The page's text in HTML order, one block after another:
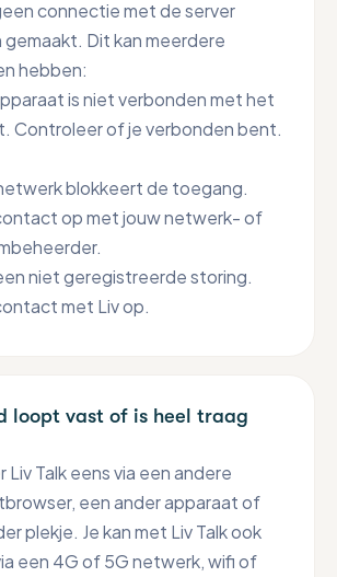
connectie met de server
Dit kan meerdere
hebben:
is niet verbonden met het
Controleer of je verbonden bent.
blokkeert de toegang.
op met jouw netwerk- of
niet geregistreerde storing.
met Liv op.
loopt vast of is heel traag
Liv Talk eens via een andere
een ander apparaat of
plekje. Je kan met Liv Talk ook
een 4G of 5G netwerk, wifi of